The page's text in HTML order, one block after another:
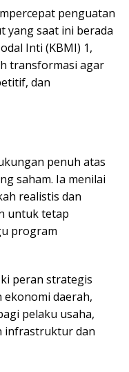
penguatan
yang saat ini berada
Inti (KBMI) 1,
transformasi agar
dan
penuh atas
saham. Ia menilai
realistis dan
untuk tetap
program
peran strategis
daerah,
pelaku usaha,
infrastruktur dan